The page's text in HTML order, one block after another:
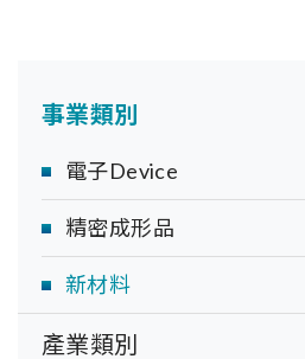
事業類別
電子Device
精密成形品
新材料
產業類別